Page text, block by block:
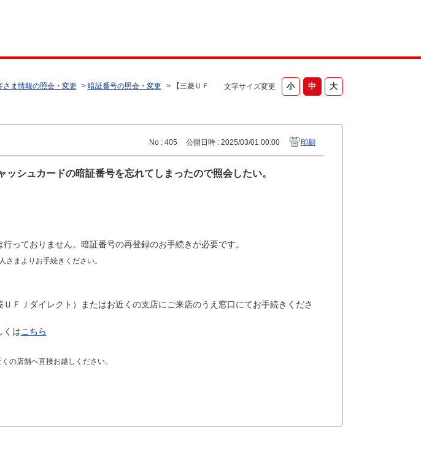
文字サイズ変更
さま情報の照会・変更 > 暗証番号の照会・変更 >
【三菱ＵＦ
No : 405 公開日時 : 2025/03/01 00:00 印刷
ッシュカードの暗証番号を忘れてしまったので照会したい。
っておりません。暗証番号の再登録のお手続きが必要です。
さまよりお手続きください。
ＦＪダイレクト）またはお近くの支店にご来店のうえ窓口にてお手続きくださ
くはこちら
の店舗へ直接お越しください。